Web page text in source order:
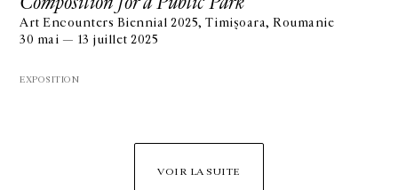
Art Encounters Biennial 2025, Timișoara, Roumanie
30 mai — 13 juillet 2025
EXPOSITION
VOIR LA SUITE